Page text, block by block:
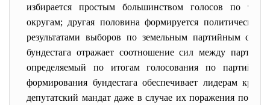
избирается простым большинством голосов по
округам; другая половина формируется
результатами выборов по земельным партийным
бундестага отражает соотношение сил между
определяемый по итогам голосования по
формирования бундестага обеспечивает лидерам
депутатский мандат даже в случае их поражения по